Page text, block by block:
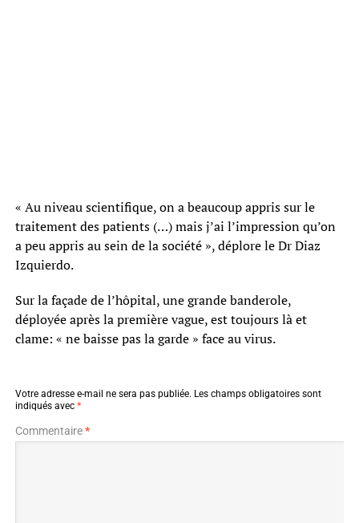
« Au niveau scientifique, on a beaucoup appris sur le
traitement des patients (…) mais j’ai l’impression qu’on
a peu appris au sein de la société », déplore le Dr Diaz
Izquierdo.
Sur la façade de l’hôpital, une grande banderole,
déployée après la première vague, est toujours là et
clame: « ne baisse pas la garde » face au virus.
Votre adresse e-mail ne sera pas publiée. Les champs obligatoires sont
indiqués avec *
Commentaire*